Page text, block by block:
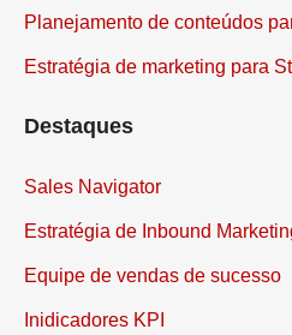
Planejamento de conteúdos
Estratégia de marketing para
Destaques
Sales Navigator
Estratégia de Inbound
Equipe de vendas de sucesso
Inidicadores KPI